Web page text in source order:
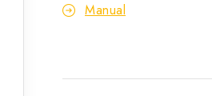
Manual